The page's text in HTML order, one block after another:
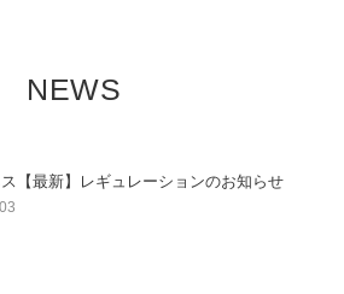
NEWS
【最新】レギュレーションのお知らせ